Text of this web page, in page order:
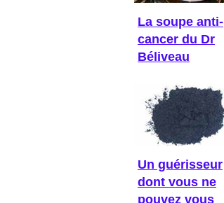
La soupe anti-
cancer du Dr
Béliveau
Un guérisseur
dont vous ne
pouvez vous